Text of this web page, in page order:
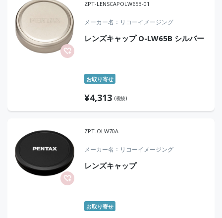
ZPT-LENSCAPOLW65B-01
メーカー名 リコーイメージング
レンズキャップ O-LW65B シルバー
お取り寄せ
¥4,313 (税抜)
ZPT-OLW70A
メーカー名 リコーイメージング
レンズキャップ
お取り寄せ